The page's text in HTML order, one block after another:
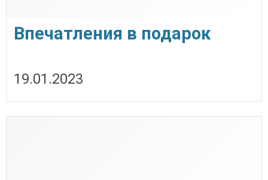
Впечатления в подарок
19.01.2023